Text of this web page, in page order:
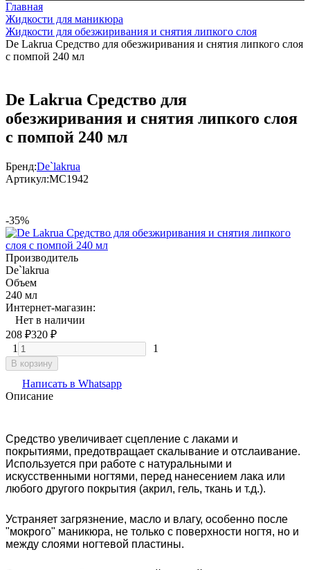
Главная
Жидкости для маникюра
Жидкости для обезжиривания и снятия липкого слоя
De Lakrua Средство для обезжиривания и снятия липкого слоя
с помпой 240 мл
De Lakrua Средство для
обезжиривания и снятия липкого слоя
с помпой 240 мл
Бренд:De`lakrua
Артикул:МС1942
-35%
Производитель
De`lakrua
Объем
240 мл
Интернет-магазин:
Нет в наличии
208 ₽320 ₽
1
1
В корзину
Написать в Whatsapp
Описание
Средство увеличивает сцепление с лаками и
покрытиями, предотвращает скалывание и отслаивание.
Используется при работе с натуральными и
искусственными ногтями, перед нанесением лака или
любого другого покрытия (акрил, гель, ткань и т.д.).
Устраняет загрязнение, масло и влагу, особенно после
"мокрого" маникюра, не только с поверхности ногтя, но и
между слоями ногтевой пластины.